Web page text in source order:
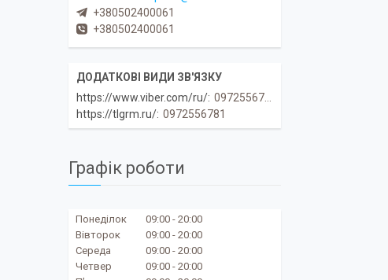
+380502400061
+380502400061
https://www.viber.com/ru/ 0972556781
https://tlgrm.ru/ 0972556781
Графік роботи
Понеділок 09:00
20:00
Вівторок
09:00
20:00
Середа
09:00
20:00
Четвер
09:00
20:00